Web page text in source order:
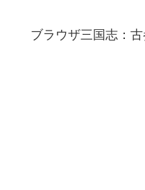
ブラウザ三国志：